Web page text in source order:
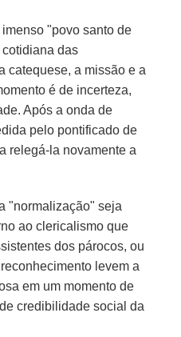
"povo santo de
das
catequese, a missão e a
é de incerteza,
Após a onda de
pelo pontificado de
relegá-la novamente a
"normalização" seja
ao clericalismo que
dos párocos, ou
levem a
em um momento de
credibilidade social da